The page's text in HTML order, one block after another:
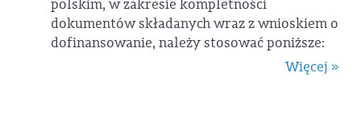
polskim, w zakresie kompletności
dokumentów składanych wraz z wnioskiem o
dofinansowanie, należy stosować poniższe:
Więcej »